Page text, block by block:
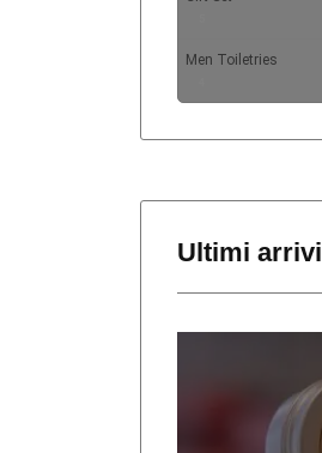
Men Toiletries
Ultimi arrivi